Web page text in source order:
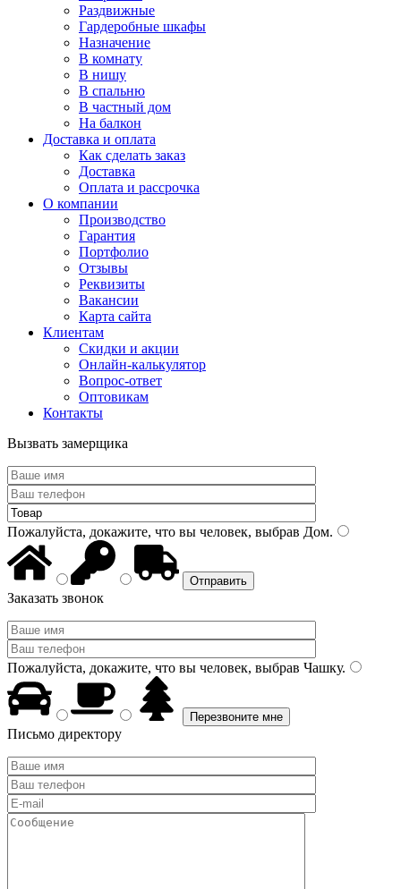
Раздвижные
Гардеробные шкафы
Назначение
В комнату
В нишу
В спальню
В частный дом
На балкон
Доставка и оплата
Как сделать заказ
Доставка
Оплата и рассрочка
О компании
Производство
Гарантия
Портфолио
Отзывы
Реквизиты
Вакансии
Карта сайта
Клиентам
Скидки и акции
Онлайн-калькулятор
Вопрос-ответ
Оптовикам
Контакты
Вызвать замерщика
Пожалуйста, докажите, что вы человек, выбрав Дом.
Заказать звонок
Пожалуйста, докажите, что вы человек, выбрав Чашку.
Письмо директору